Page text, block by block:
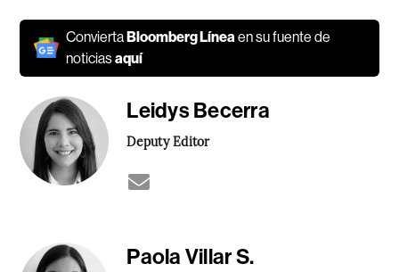
ConviertaBloomberg Línea en su fuente de
noticiasaquí
Leidys Becerra
Deputy Editor
Paola Villar S.